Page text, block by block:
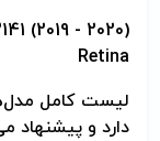
(2019 - 2020)
Retina
لیست کامل
دارد و پیشنهاد